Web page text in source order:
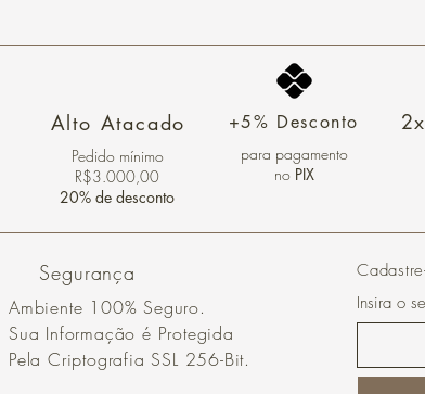
Alto Atacado
Pedido mínimo
R$3.000,00
20% de desconto
+5% Desconto
para pagamento
no PIX
Segurança
Ambiente 100% Seguro.
Sua Informação é Protegida
Pela Criptografia SSL 256-Bit.
Insira o